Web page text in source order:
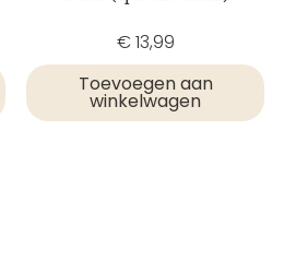
€13,99
Toevoegen aan
winkelwagen